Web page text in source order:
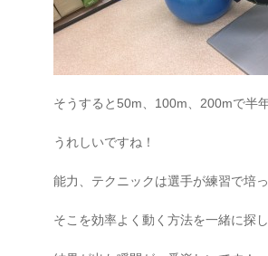
そうすると50m、100m、200mで半
うれしいですね！
能力、テクニックは選手が練習で培
そこを効率よく動く方法を一緒に探